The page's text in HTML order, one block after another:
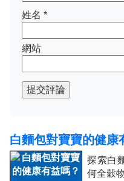
姓名 *
網站
提交評論
白麵包對寶寶的健康
探索白
何全穀